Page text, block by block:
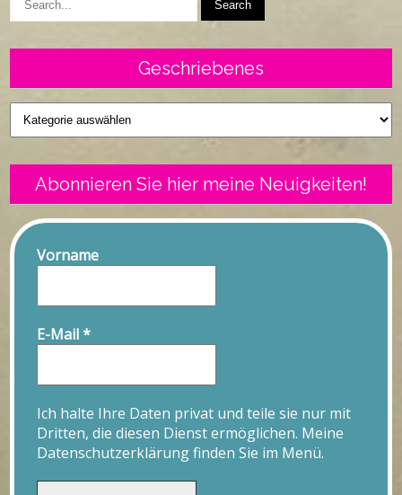
Geschriebenes
Geschriebenes
Abonnieren Sie hier meine Neuigkeiten!
Vorname
E-Mail*
Ich halte Ihre Daten privat und teile sie nur mit
Dritten, die diesen Dienst ermöglichen. Meine
Datenschutzerklärung finden Sie im Menü.